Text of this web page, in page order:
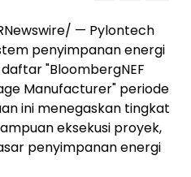
— Pylontech
penyimpanan energi
"BloombergNEF
Manufacturer" periode
ini menegaskan tingkat
eksekusi proyek,
penyimpanan energi